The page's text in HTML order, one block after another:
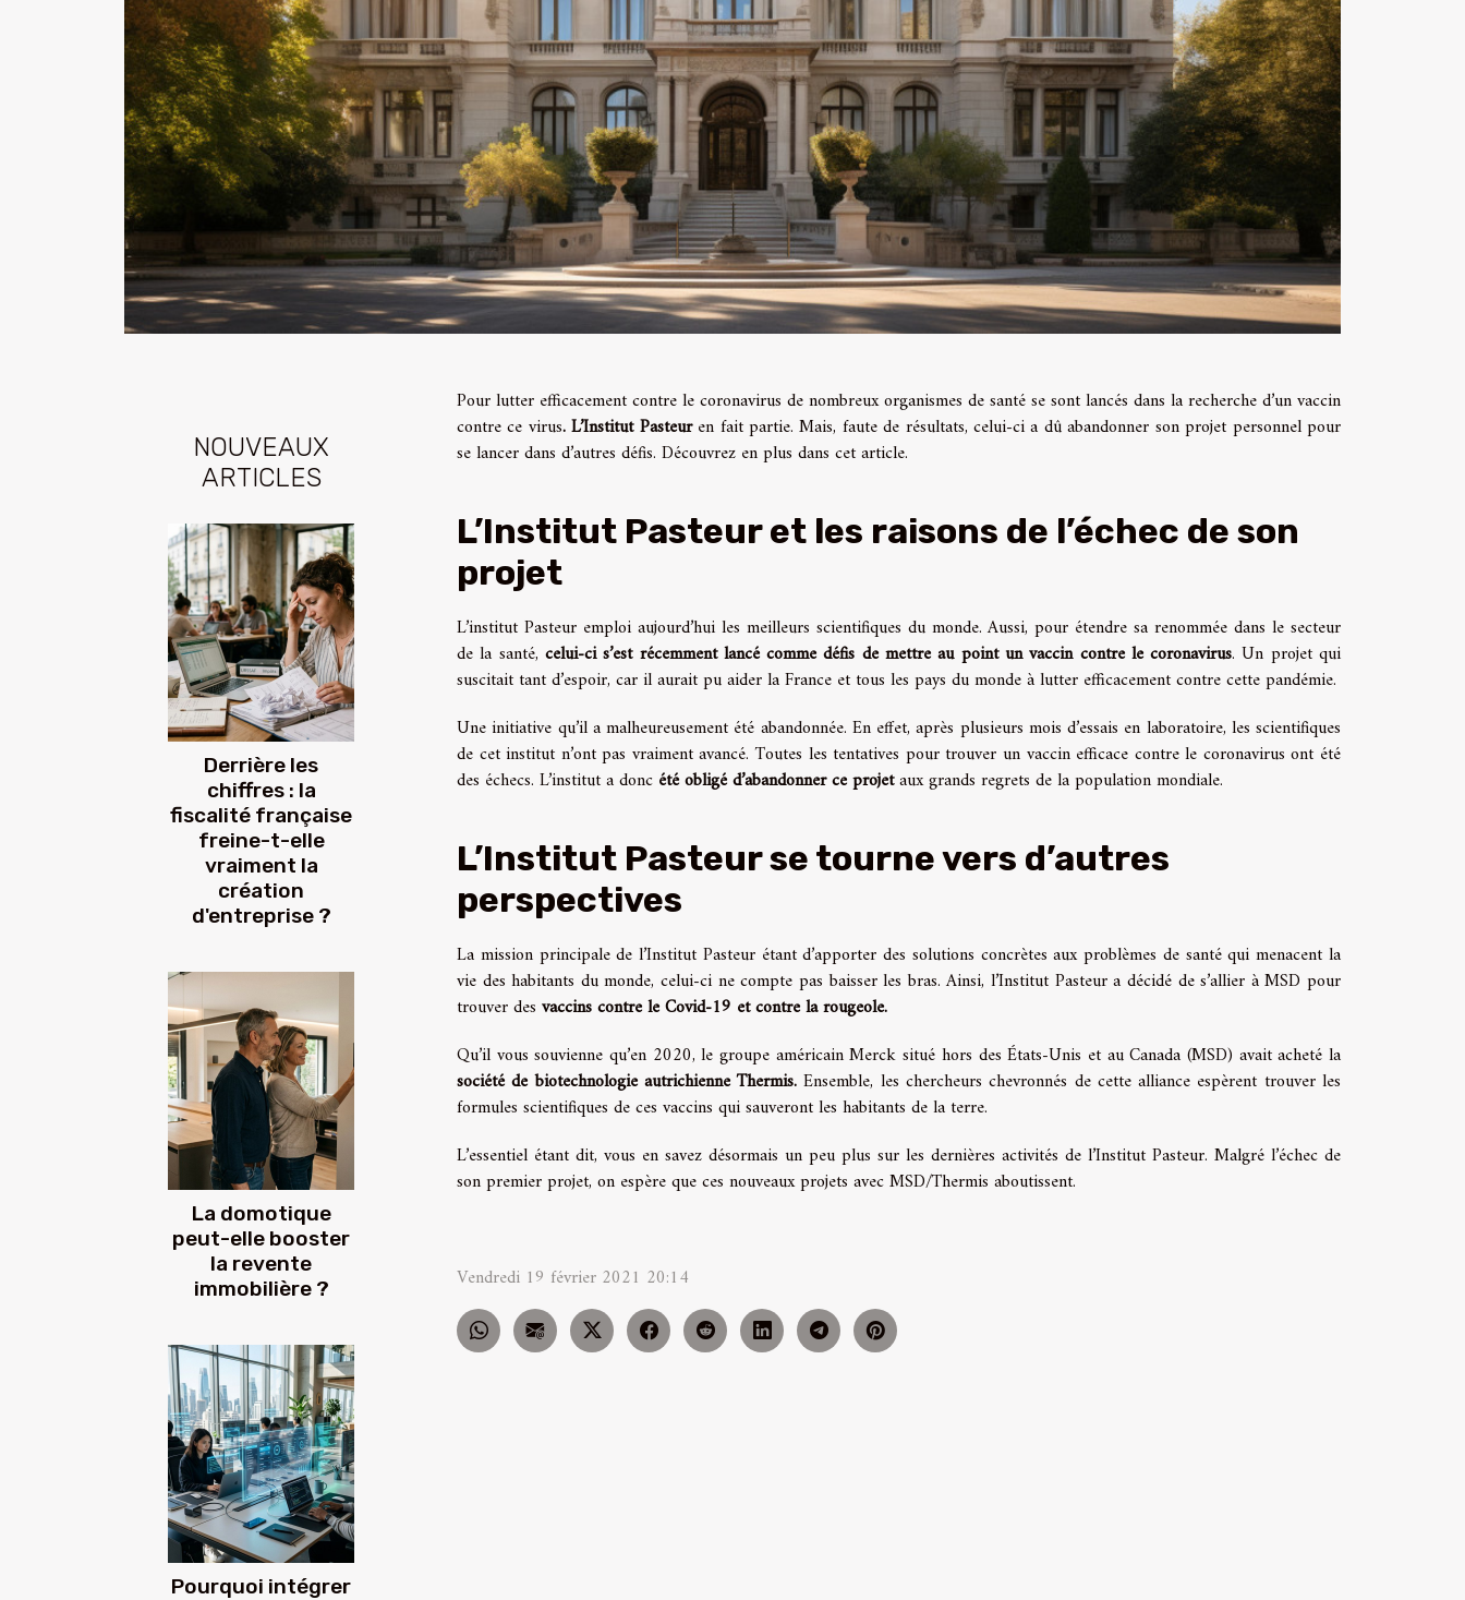
NOUVEAUX
ARTICLES
Derrière les
chiffres : la
fiscalité française
freine-t-elle
vraiment la
création
d'entreprise ?
La domotique
peut-elle booster
la revente
immobilière ?
Pourquoi intégrer
Pour lutter efficacement contre le coronavirus de nombreux organismes de santé se sont lancés dans la recherche d’un vaccin
contre ce virus. L’Institut Pasteuren fait partie. Mais, faute de résultats, celui-ci a dû abandonner son projet personnel pour
se lancer dans d’autres défis. Découvrez en plus dans cet article.
L’Institut Pasteur et les raisons de l’échec de son
projet
L’institut Pasteur emploi aujourd’hui les meilleurs scientifiques du monde. Aussi, pour étendre sa renommée dans le secteur
de la santé, celui-ci s’est récemment lancé comme défis de mettre au point un vaccin contre le coronavirus. Un projet qui
suscitait tant d’espoir, car il aurait pu aider la France et tous les pays du monde à lutter efficacement contre cette pandémie.
Une initiative qu’il a malheureusement été abandonnée. En effet, après plusieurs mois d’essais en laboratoire, les scientifiques
de cet institut n’ont pas vraiment avancé. Toutes les tentatives pour trouver un vaccin efficace contre le coronavirus ont été
des échecs. L’institut a donc été obligé d’abandonner ce projetaux grands regrets de la population mondiale.
L’Institut Pasteur se tourne vers d’autres
perspectives
La mission principale de l’Institut Pasteur étant d’apporter des solutions concrètes aux problèmes de santé qui menacent la
vie des habitants du monde, celui-ci ne compte pas baisser les bras. Ainsi, l’Institut Pasteur a décidé de s’allier à MSD pour
trouver des vaccins contre le Covid-19 et contre la rougeole.
Qu’il vous souvienne qu’en 2020, le groupe américain Merck situé hors des États-Unis et au Canada (MSD) avait acheté la
société de biotechnologie autrichienne Thermis. Ensemble, les chercheurs chevronnés de cette alliance espèrent trouver les
formules scientifiques de ces vaccins qui sauveront les habitants de la terre.
L’essentiel étant dit, vous en savez désormais un peu plus sur les dernières activités de l’Institut Pasteur. Malgré l’échec de
son premier projet, on espère que ces nouveaux projets avec MSD/Thermis aboutissent.
Vendredi 19 février 2021 20:14